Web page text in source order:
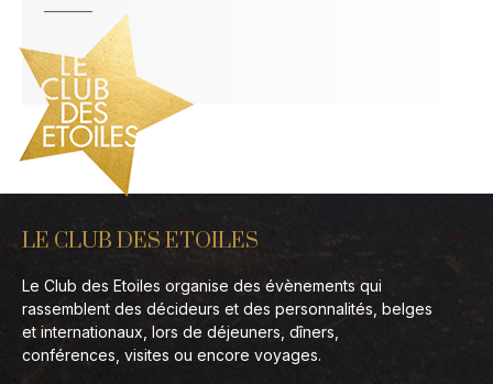
LE CLUB DES ETOILES
Le Club des Etoiles organise des évènements qui
rassemblent des décideurs et des personnalités, belges
et internationaux, lors de déjeuners, dîners,
conférences, visites ou encore voyages.